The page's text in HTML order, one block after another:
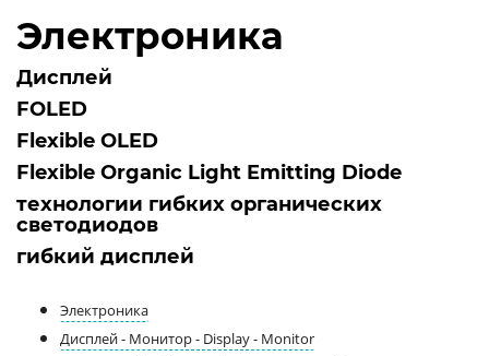
Электроника
Дисплей
FOLED
Flexible OLED
Flexible Organic Light Emitting Diode
технологии гибких органических
светодиодов
гибкий дисплей
Электроника
Дисплей - Монитор - Display - Monitor